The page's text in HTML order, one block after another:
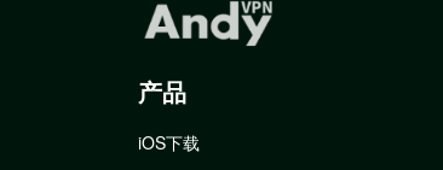
产品
iOS下载